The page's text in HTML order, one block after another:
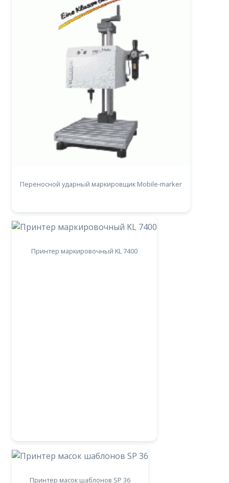
Переносной ударный маркировщик Mobile-marker
Принтер маркировочный KL 7400
Принтер масок шаблонов SP 36